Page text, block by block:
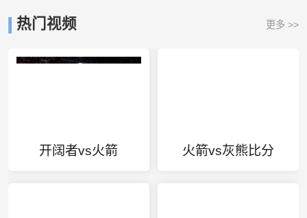
热门视频 更多 >>
开阔者vs火箭 火箭vs灰熊比分